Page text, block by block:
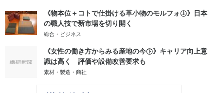
《物本位＋コトで仕掛ける革小物のモルフォ㊤》日本
の職人技で新市場を切り開く
総合・ビジネス
《女性の働き方からみる産地の今㊦》キャリア向上意
識は高く 評価や設備改善要求も
素材・製造・商社